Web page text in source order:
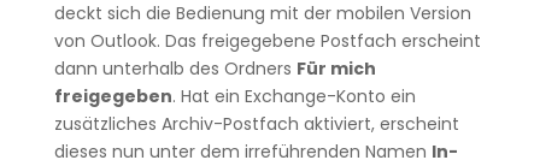
deckt sich die Bedienung mit der mobilen Version
von Outlook. Das freigegebene Postfach erscheint
dann unterhalb des Ordners Für mich
freigegeben. Hat ein Exchange-Konto ein
zusätzliches Archiv-Postfach aktiviert, erscheint
dieses nun unter dem irreführenden Namen In-